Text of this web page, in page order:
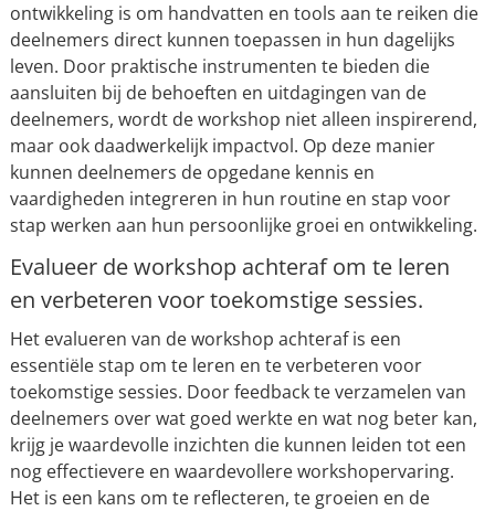
ontwikkeling is om handvatten en tools aan te reiken die
deelnemers direct kunnen toepassen in hun dagelijks
leven. Door praktische instrumenten te bieden die
aansluiten bij de behoeften en uitdagingen van de
deelnemers, wordt de workshop niet alleen inspirerend,
maar ook daadwerkelijk impactvol. Op deze manier
kunnen deelnemers de opgedane kennis en
vaardigheden integreren in hun routine en stap voor
stap werken aan hun persoonlijke groei en ontwikkeling.
Evalueer de workshop achteraf om te leren
en verbeteren voor toekomstige sessies.
Het evalueren van de workshop achteraf is een
essentiële stap om te leren en te verbeteren voor
toekomstige sessies. Door feedback te verzamelen van
deelnemers over wat goed werkte en wat nog beter kan,
krijg je waardevolle inzichten die kunnen leiden tot een
nog effectievere en waardevollere workshopervaring.
Het is een kans om te reflecteren, te groeien en de